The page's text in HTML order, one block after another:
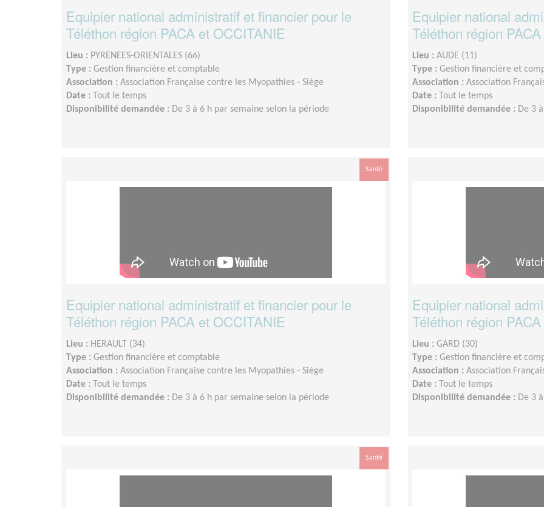
Equipier national administratif et financier pour le
Téléthon région PACA et OCCITANIE
Lieu : PYRENEES-ORIENTALES (66)
Type : Gestion financière et comptable
Association : Association Française contre les Myopathies - Siège
Date :
Tout le temps
Disponibilité demandée : De 3 à 6 h par semaine selon la période
Equipier national
Téléthon région
Lieu : AUDE (11)
Type : Gestion financière et
Association : Association
Date :
Tout le temps
Disponibilité demandée : De 3
Santé
Equipier national administratif et financier pour le
Téléthon région PACA et OCCITANIE
Lieu : HERAULT (34)
Type : Gestion financière et comptable
Association : Association Française contre les Myopathies - Siège
Date :
Tout le temps
Disponibilité demandée : De 3 à 6 h par semaine selon la période
Equipier national
Téléthon région
Lieu : GARD (30)
Type : Gestion financière et
Association : Association
Date :
Tout le temps
Disponibilité demandée : De 3
Santé